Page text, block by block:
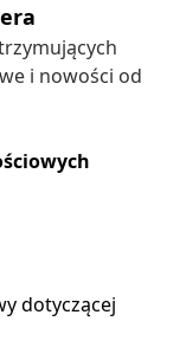
i nowości od
dotyczącej